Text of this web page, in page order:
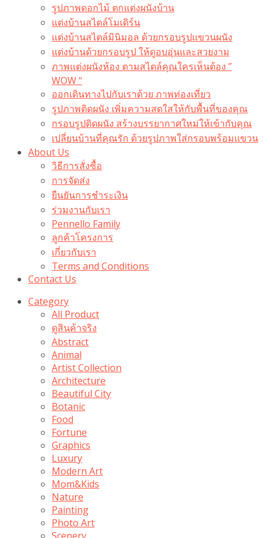
รูปภาพดอกไม้ ตกแต่งผนังบ้าน
แต่งบ้านสไตล์โมเดิร์น
แต่งบ้านสไตล์มินิมอล ด้วยกรอบรูปแขวนผนัง
แต่งบ้านด้วยกรอบรูป ให้ดูอบอุ่นและสวยงาม
ภาพแต่งผนังห้อง ตามสไตล์คุณใครเห็นต้อง ”
WOW “
ออกเดินทางไปกับเราด้วย ภาพท่องเที่ยว
รูปภาพติดผนัง เพิ่มความสดใสให้กับพื้นที่ของคุณ
กรอบรูปติดผนัง สร้างบรรยากาศใหม่ให้เข้ากับคุณ
เปลี่ยนบ้านที่คุณรัก ด้วยรูปภาพใส่กรอบพร้อมแขวน​
About Us
วิธีการสั่งซื้อ
การจัดส่ง
ยืนยันการชำระเงิน
ร่วมงานกับเรา
Pennello Family
ลูกค้าโครงการ
เกี่ยวกับเรา
Terms and Conditions
Contact Us
Category
All Product
ดูสินค้าจริง
Abstract
Animal
Artist Collection
Architecture
Beautiful City
Botanic
Food
Fortune
Graphics
Luxury
Modern Art
Mom&Kids
Nature
Painting
Photo Art
Scenery